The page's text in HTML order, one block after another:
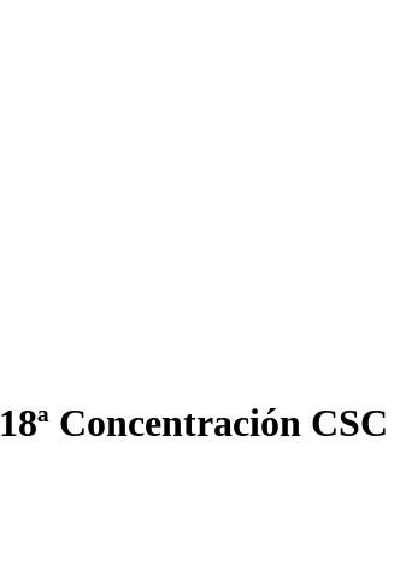
18ª Concentración CSC